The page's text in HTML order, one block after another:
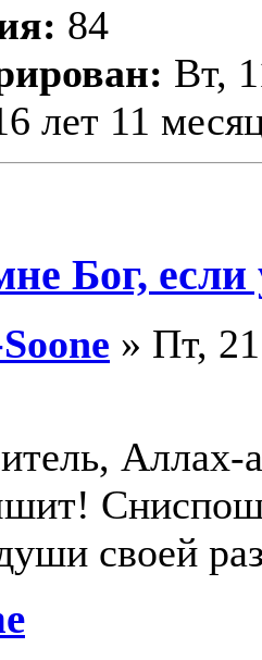
84
Вт,
лет 11
Бог,
» Пт,
Аллах-
своей